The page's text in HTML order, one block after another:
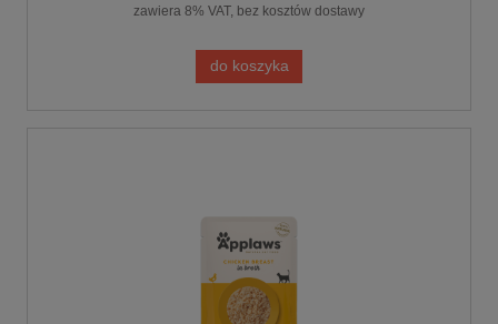
zawiera 8% VAT, bez kosztów dostawy
do koszyka